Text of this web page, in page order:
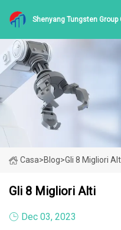
Shenyang Tungsten Group
Casa>Blog>Gli 8 Migliori
Gli 8 Migliori Alti
Dec 03, 2023